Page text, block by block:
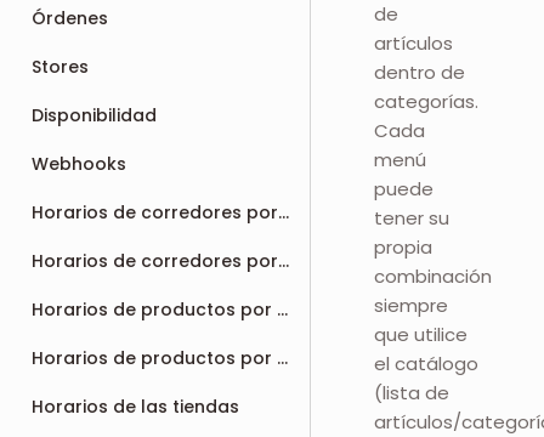
Órdenes
Stores
Disponibilidad
Webhooks
Horarios de corredores por tienda
Horarios de corredores por integración
Horarios de productos por ID
Horarios de productos por SKU
Horarios de las tiendas
de
artículos
dentro de
categorías.
Cada
menú
puede
tener su
propia
combinación
siempre
que utilice
el catálogo
(lista de
artículos/